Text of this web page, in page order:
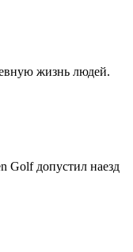
жизнь людей.
Golf допустил наезд